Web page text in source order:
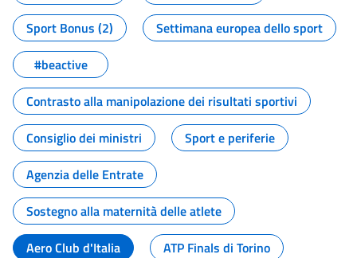
Sport Bonus (2)
Settimana europea dello sport
#beactive
Contrasto alla manipolazione dei risultati sportivi
Consiglio dei ministri
Sport e periferie
Agenzia delle Entrate
Sostegno alla maternità delle atlete
Aero Club d'Italia
ATP Finals di Torino